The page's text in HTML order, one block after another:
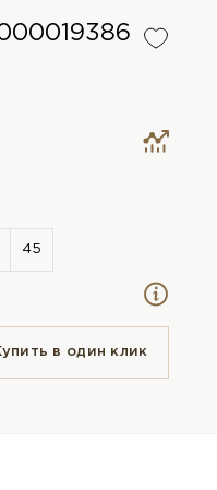
в один клик